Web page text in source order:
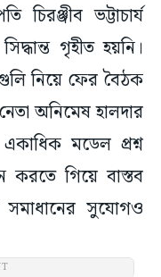
ভট্টাচার্য
গৃহীত হয়নি।
নিয়ে ফের বৈঠক
অনিমেষ হালদার
মডেল প্রশ্ন
গিয়ে বাস্তব
সুযোগও